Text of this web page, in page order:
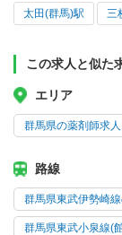
太田(群馬)駅 三
この求人と似た
エリア
群馬県の薬剤師求人
路線
群馬県東武伊勢崎
群馬県東武小泉線(